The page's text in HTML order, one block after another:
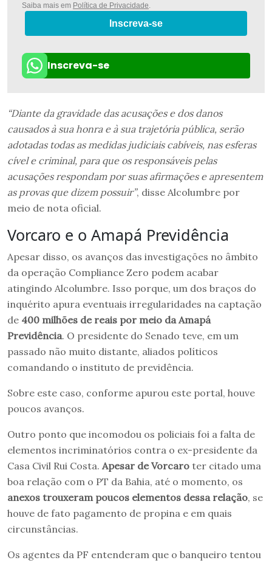
Saiba mais em Política de Privacidade
Inscreva-se
Inscreva-se
“Diante da gravidade das acusações e dos danos
causados à sua honra e à sua trajetória pública, serão
adotadas todas as medidas judiciais cabíveis, nas esferas
cível e criminal, para que os responsáveis pelas
acusações respondam por suas afirmações e apresentem
as provas que dizem possuir”, disse Alcolumbre por
meio de nota oficial.
Vorcaro e o Amapá Previdência
Apesar disso, os avanços das investigações no âmbito
da operação Compliance Zero podem acabar
atingindo Alcolumbre. Isso porque, um dos braços do
inquérito apura eventuais irregularidades na captação
de 400 milhões de reais por meio da Amapá
Previdência. O presidente do Senado teve, em um
passado não muito distante, aliados políticos
comandando o instituto de previdência.
Sobre este caso, conforme apurou este portal, houve
poucos avanços.
Outro ponto que incomodou os policiais foi a falta de
elementos incriminatórios contra o ex-presidente da
Casa Civil Rui Costa. Apesar de Vorcaro ter citado uma
boa relação com o PT da Bahia, até o momento, os
anexos trouxeram poucos elementos dessa relação, se
houve de fato pagamento de propina e em quais
circunstâncias.
Os agentes da PF entenderam que o banqueiro tentou